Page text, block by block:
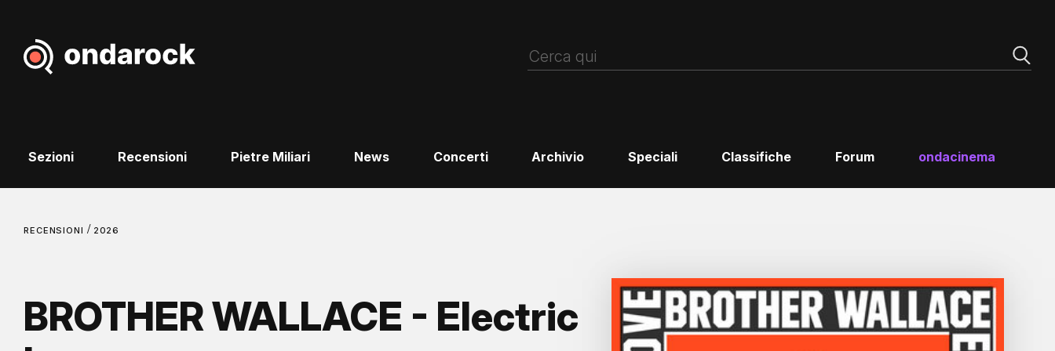
Sezioni Recensioni Pietre Miliari News Concerti Archivio Speciali Classifiche Forum ondacinema
RECENSIONI / 2026
BROTHER WALLACE - Electric